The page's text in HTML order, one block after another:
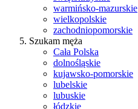
warmińsko-mazurskie
wielkopolskie
zachodniopomorskie
Szukam męża
Cała Polska
dolnośląskie
kujawsko-pomorskie
lubelskie
lubuskie
łódzkie